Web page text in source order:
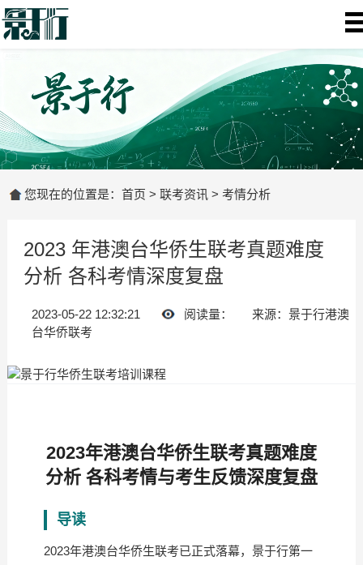
您现在的位置是： 首页 > 联考资讯 > 考情分析
2023 年港澳台华侨生联考真题难度
分析 各科考情深度复盘
2023-05-22 12:32:21 阅读量：
来源：景于行港澳
台华侨联考
2023年港澳台华侨生联考真题难度
分析 各科考情与考生反馈深度复盘
导读
2023年港澳台华侨生联考已正式落幕，景于行第一